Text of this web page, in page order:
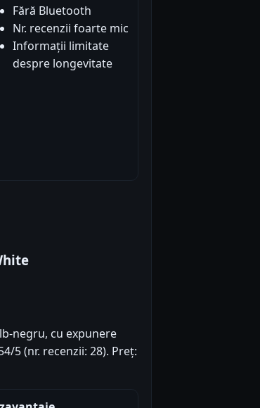
Fără Bluetooth
Nr. recenzii foarte mic
Informații limitate
despre longevitate
negru, cu expunere
5 (nr. recenzii: 28). Preț: